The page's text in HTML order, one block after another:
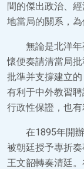
間的傑出政治、
地當局的關系，
無論是北洋
懷便奏請清當局
批準并支撐建立的
有利于中外教習
行政性保證，也有
在1895年開
被朝廷授予專折
王文韶轉奏清廷